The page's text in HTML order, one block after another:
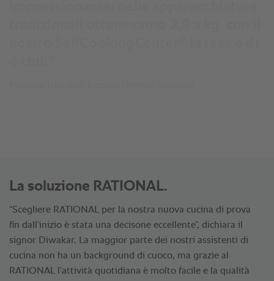
La soluzione RATIONAL.
“Scegliere RATIONAL per la nostra nuova cucina di prova
fin dall’inizio è stata una decisone eccellente”, dichiara il
signor Diwakar. La maggior parte dei nostri assistenti di
cucina non ha un background di cuoco, ma grazie al
RATIONAL l’attività quotidiana è molto facile e la qualità